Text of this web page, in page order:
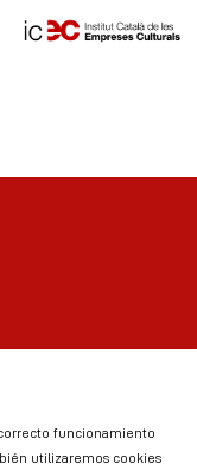
funcionamiento
utilizaremos cookies